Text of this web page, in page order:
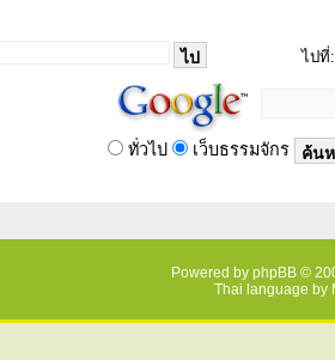
ไปที่:
ทั่วไป เว็บธรรมจักร
Powered by phpBB ©
Thai language by